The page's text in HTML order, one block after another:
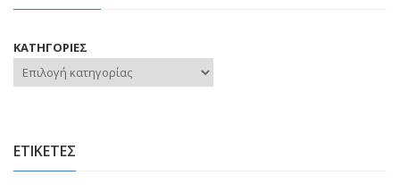
ΚΑΤΗΓΟΡΙΕΣ
ΕΤΙΚΕΤΕΣ